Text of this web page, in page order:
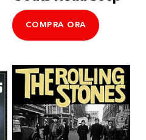
COMPRA ORA